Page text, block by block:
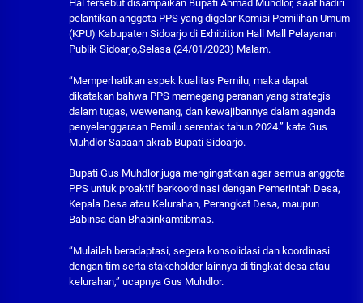
Hal tersebut disampaikan Bupati Ahmad Muhdlor, saat hadiri
pelantikan anggota PPS yang digelar Komisi Pemilihan Umum
(KPU) Kabupaten Sidoarjo di Exhibition Hall Mall Pelayanan
Publik Sidoarjo,Selasa (24/01/2023) Malam.
“Memperhatikan aspek kualitas Pemilu, maka dapat
dikatakan bahwa PPS memegang peranan yang strategis
dalam tugas, wewenang, dan kewajibannya dalam agenda
penyelenggaraan Pemilu serentak tahun 2024.” kata Gus
Muhdlor Sapaan akrab Bupati Sidoarjo.
Bupati Gus Muhdlor juga mengingatkan agar semua anggota
PPS untuk proaktif berkoordinasi dengan Pemerintah Desa,
Kepala Desa atau Kelurahan, Perangkat Desa, maupun
Babinsa dan Bhabinkamtibmas.
“Mulailah beradaptasi, segera konsolidasi dan koordinasi
dengan tim serta stakeholder lainnya di tingkat desa atau
kelurahan,” ucapnya Gus Muhdlor.